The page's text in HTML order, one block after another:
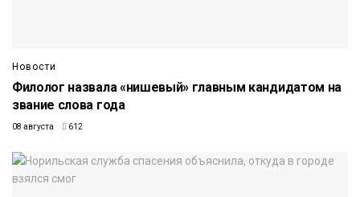
Новости
Филолог назвала «нишевый» главным кандидатом на
звание слова года
08 августа 612